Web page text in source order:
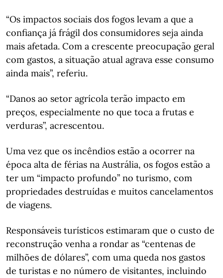
“Os impactos sociais dos fogos levam a que a
confiança já frágil dos consumidores seja ainda
mais afetada. Com a crescente preocupação geral
com gastos, a situação atual agrava esse consumo
ainda mais”, referiu.
“Danos ao setor agrícola terão impacto em
preços, especialmente no que toca a frutas e
verduras”, acrescentou.
Uma vez que os incêndios estão a ocorrer na
época alta de férias na Austrália, os fogos estão a
ter um “impacto profundo” no turismo, com
propriedades destruídas e muitos cancelamentos
de viagens.
Responsáveis turísticos estimaram que o custo de
reconstrução venha a rondar as “centenas de
milhões de dólares”, com uma queda nos gastos
de turistas e no número de visitantes, incluindo